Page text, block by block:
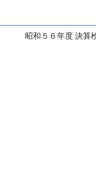
昭和５６年度 決算